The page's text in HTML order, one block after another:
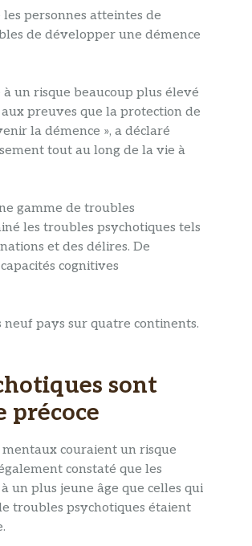
les personnes atteintes de
de développer une démence
un risque beaucoup plus élevé
preuves que la protection de
la démence », a déclaré
tout au long de la vie à
gamme de troubles
les troubles psychotiques tels
et des délires. De
cognitives
neuf pays sur quatre continents.
sont
précoce
couraient un risque
constaté que les
un plus jeune âge que celles qui
troubles psychotiques étaient